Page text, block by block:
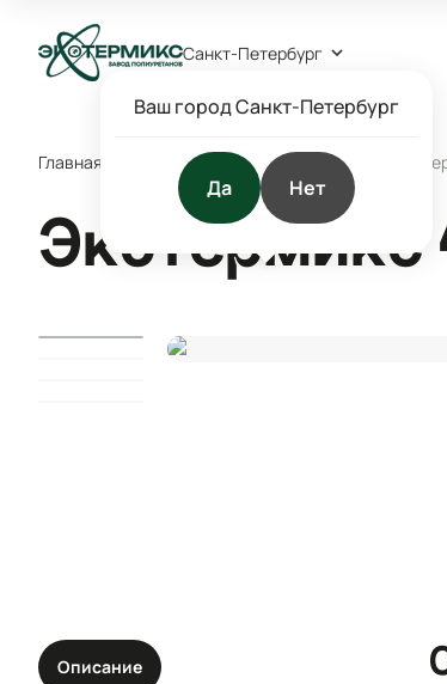
Санкт-Петербург
Главная Заливочные системы ППУ
Описание
Ваш город Санкт-Петербург
Да Нет